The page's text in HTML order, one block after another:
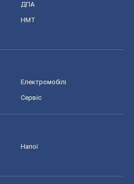
ДПА
НМТ
Електромобілі
Сервіс
Напої